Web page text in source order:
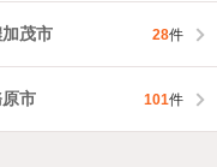
茂市 28件
市 101件